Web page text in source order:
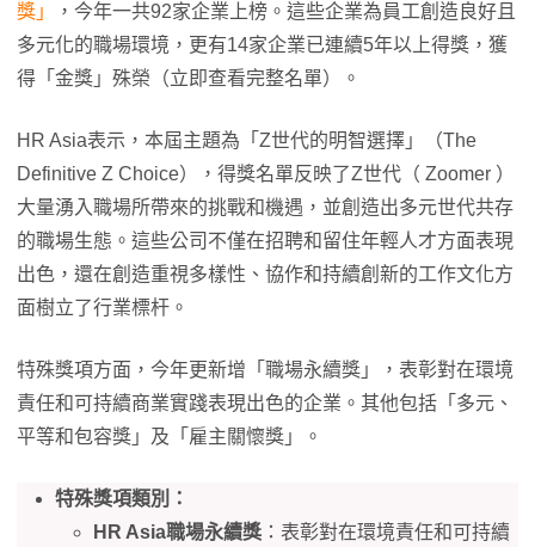
獎」
，今年一共92家企業上榜。這些企業為員工創造良好且
多元化的職場環境，更有14家企業已連續5年以上得獎，獲
得「金獎」殊榮（立即查看完整名單）。
HR Asia表示，本屆主題為「Z世代的明智選擇」（The
Definitive Z Choice），得獎名單反映了Z世代（ Zoomer ）
大量湧入職場所帶來的挑戰和機遇，並創造出多元世代共存
的職場生態。這些公司不僅在招聘和留住年輕人才方面表現
出色，還在創造重視多樣性、協作和持續創新的工作文化方
面樹立了行業標杆。
特殊獎項方面，今年更新增「職場永續獎」，表彰對在環境
責任和可持續商業實踐表現出色的企業。其他包括「多元、
平等和包容獎」及「雇主關懷獎」。
特殊獎項類別：
HR Asia職場永續獎 ：表彰對在環境責任和可持續